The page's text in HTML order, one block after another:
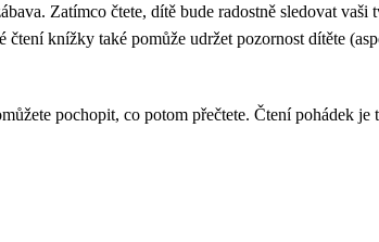
Zatímco čtete, dítě bude radostně sledovat
knížky také pomůže udržet pozornost dítěte
pochopit, co potom přečtete. Čtení pohádek